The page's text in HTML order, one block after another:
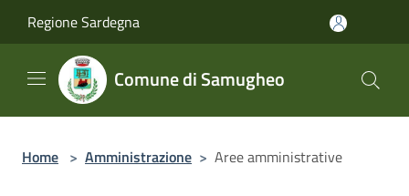
Regione Sardegna
Comune di Samugheo
Home > Amministrazione > Aree amministrative